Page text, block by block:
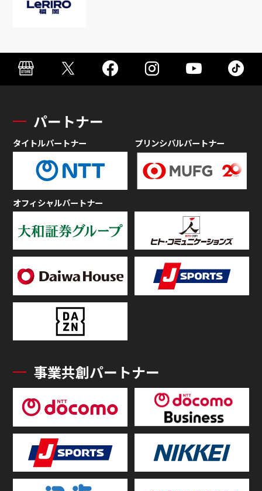
パートナー
タイトルパートナー プリンシパルパートナー
オフィシャルパートナー
事業共創パートナー